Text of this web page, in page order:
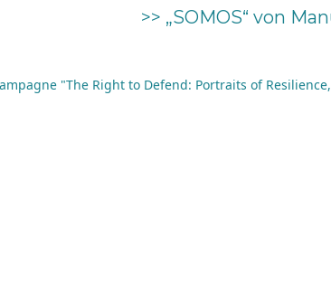
>> „SOMOS“ von
"The Right to Defend: Portraits of